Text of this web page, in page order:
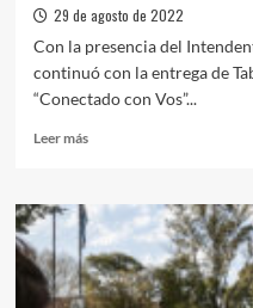
29 de agosto de 2022
Con la presencia del
continuó con la entrega de
“Conectado con Vos”...
Leer másLeer
Entrega
de
la
tablet
n°